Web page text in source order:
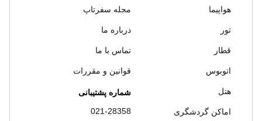
هواپیما
تور
قطار
اتوبوس
هتل
اماکن گردشگری
مجله سفرتاپ
درباره ما
تماس با ما
قوانین و مقررات
شماره پشتیبانی
021-28358